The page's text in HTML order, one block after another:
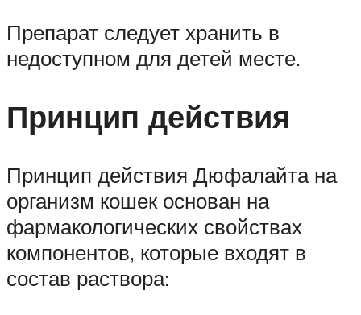
Препарат следует хранить в
недоступном для детей месте.
Принцип действия
Принцип действия Дюфалайта на
организм кошек основан на
фармакологических свойствах
компонентов, которые входят в
состав раствора: